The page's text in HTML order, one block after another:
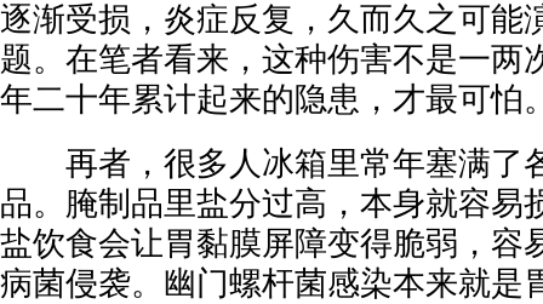
逐渐受损，炎症反复，久而久之可能
题。在笔者看来，这种伤害不是一两
年二十年累计起来的隐患，才最可怕
再者，很多人冰箱里常年塞满了
品。腌制品里盐分过高，本身就容易
盐饮食会让胃黏膜屏障变得脆弱，容
病菌侵袭。幽门螺杆菌感染本来就是